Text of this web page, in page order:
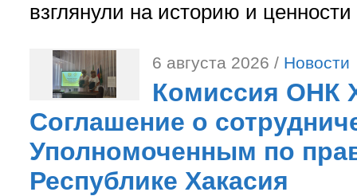
взглянули на историю и
6 августа 2026 / Новости
Комиссия ОНК
Соглашение о
Уполномоченным по
Республике Хакасия